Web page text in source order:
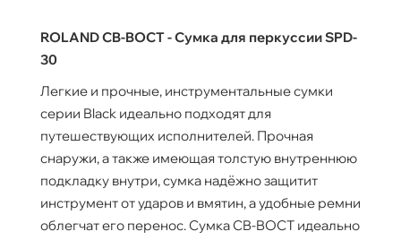
ROLAND CB-BOCT - Сумка для перкуссии SPD-
30
Легкие и прочные, инструментальные сумки
серии Black идеально подходят для
путешествующих исполнителей. Прочная
снаружи, а также имеющая толстую внутреннюю
подкладку внутри, сумка надёжно защитит
инструмент от ударов и вмятин, а удобные ремни
облегчат его перенос. Сумка CB-BOCT идеально